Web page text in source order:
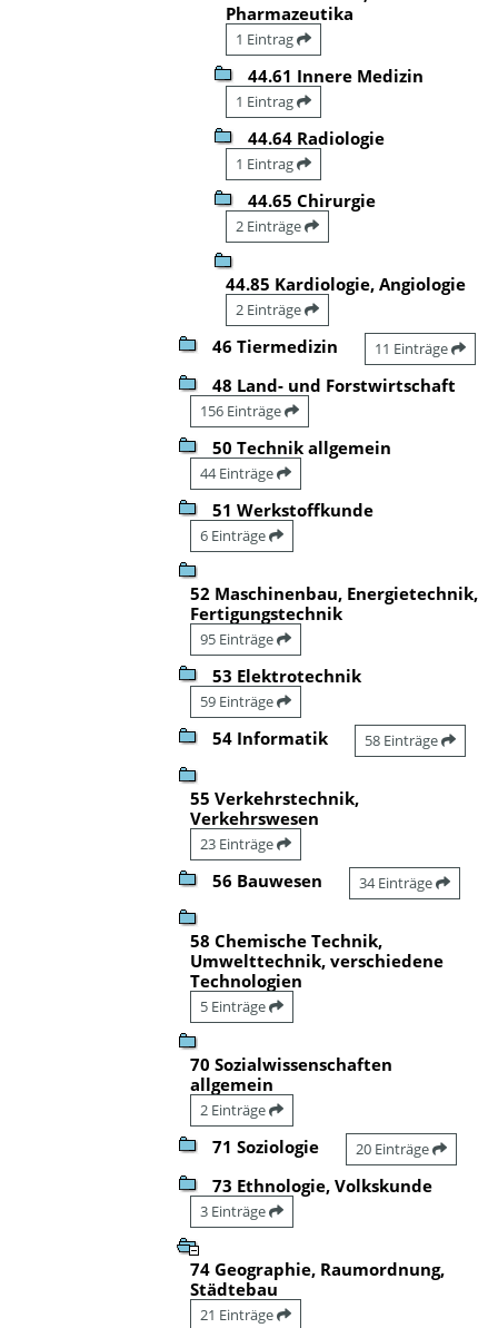
Pharmazeutika
1 Eintrag
44.61 Innere Medizin
1 Eintrag
44.64 Radiologie
1 Eintrag
44.65 Chirurgie
2 Einträge
44.85 Kardiologie, Angiologie
2 Einträge
46 Tiermedizin 11 Einträge
48 Land- und Forstwirtschaft
156 Einträge
50 Technik allgemein
44 Einträge
51 Werkstoffkunde
6 Einträge
52 Maschinenbau, Energietechnik,
Fertigungstechnik
95 Einträge
53 Elektrotechnik
59 Einträge
54 Informatik 58 Einträge
55 Verkehrstechnik,
Verkehrswesen
23 Einträge
56 Bauwesen 34 Einträge
58 Chemische Technik,
Umwelttechnik, verschiedene
Technologien
5 Einträge
70 Sozialwissenschaften
allgemein
2 Einträge
71 Soziologie 20 Einträge
73 Ethnologie, Volkskunde
3 Einträge
74 Geographie, Raumordnung,
Städtebau
21 Einträge